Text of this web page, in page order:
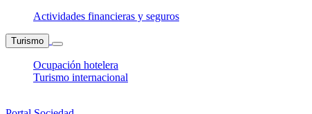
Actividades financieras y seguros
Turismo
Ocupación hotelera
Turismo internacional